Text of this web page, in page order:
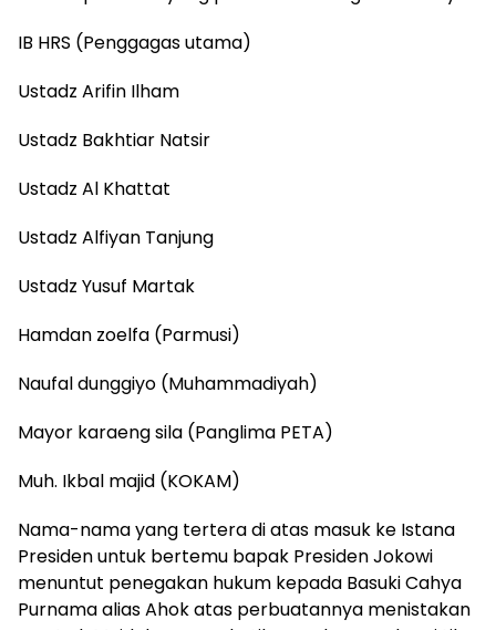
IB HRS (Penggagas utama)
Ustadz Arifin Ilham
Ustadz Bakhtiar Natsir
Ustadz Al Khattat
Ustadz Alfiyan Tanjung
Ustadz Yusuf Martak
Hamdan zoelfa (Parmusi)
Naufal dunggiyo (Muhammadiyah)
Mayor karaeng sila (Panglima PETA)
Muh. Ikbal majid (KOKAM)
Nama-nama yang tertera di atas masuk ke Istana
Presiden untuk bertemu bapak Presiden Jokowi
menuntut penegakan hukum kepada Basuki Cahya
Purnama alias Ahok atas perbuatannya menistakan